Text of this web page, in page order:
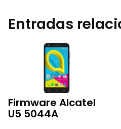
Entradas
Firmware Alcatel
U5 5044A